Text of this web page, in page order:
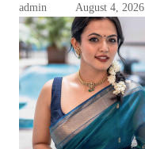
admin August 4, 2026